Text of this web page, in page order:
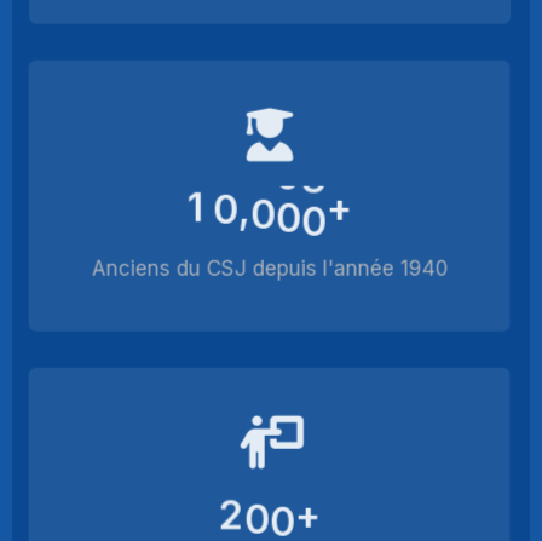
1 0,000+
Anciens du CSJ depuis l'année 1940
200+